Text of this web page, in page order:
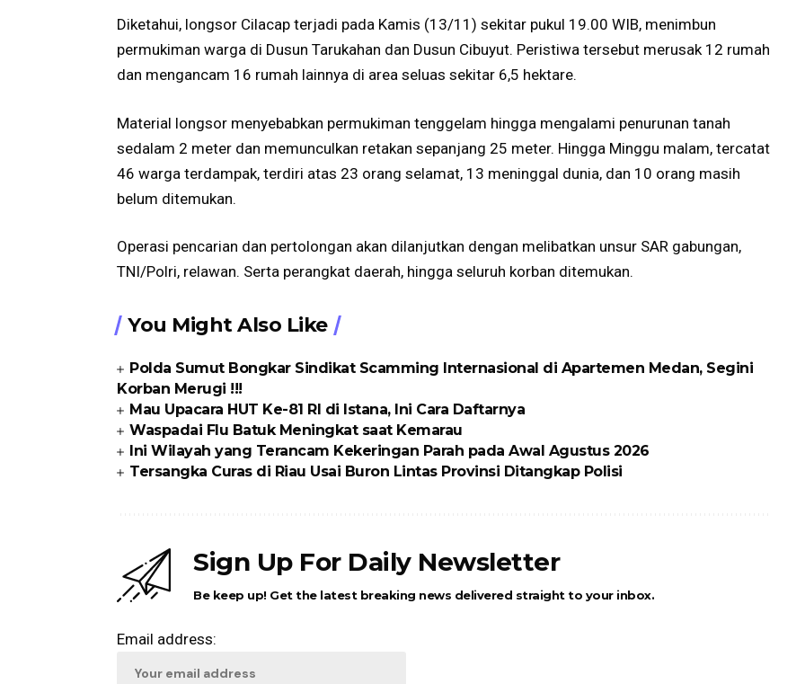
Diketahui, longsor Cilacap terjadi pada Kamis (13/11) sekitar pukul 19.00 WIB, menimbun
permukiman warga di Dusun Tarukahan dan Dusun Cibuyut. Peristiwa tersebut merusak 12 rumah
dan mengancam 16 rumah lainnya di area seluas sekitar 6,5 hektare.
Material longsor menyebabkan permukiman tenggelam hingga mengalami penurunan tanah
sedalam 2 meter dan memunculkan retakan sepanjang 25 meter. Hingga Minggu malam, tercatat
46 warga terdampak, terdiri atas 23 orang selamat, 13 meninggal dunia, dan 10 orang masih
belum ditemukan.
Operasi pencarian dan pertolongan akan dilanjutkan dengan melibatkan unsur SAR gabungan,
TNI/Polri, relawan. Serta perangkat daerah, hingga seluruh korban ditemukan.
You Might Also Like
Polda Sumut Bongkar Sindikat Scamming Internasional di Apartemen Medan, Segini
Korban Merugi !!!
Mau Upacara HUT Ke-81 RI di Istana, Ini Cara Daftarnya
Waspadai Flu Batuk Meningkat saat Kemarau
Ini Wilayah yang Terancam Kekeringan Parah pada Awal Agustus 2026
Tersangka Curas di Riau Usai Buron Lintas Provinsi Ditangkap Polisi
Sign Up For Daily Newsletter
Be keep up! Get the latest breaking news delivered straight to your inbox.
Email address: